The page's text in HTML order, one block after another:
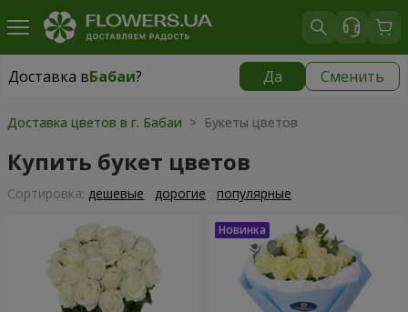
Доставка вБабаи? Да Сменить
Доставка вБабаи
Доставка цветов в г. Бабаи > Букеты цветов
Купить букет цветов
Cортировка: дешевые дорогие популярные